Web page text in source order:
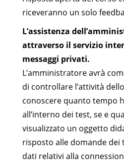
riceveranno un solo
L’assistenza
attraverso il servizio
messaggi privati.
L’amministratore avrà
di controllare l’attività
conoscere quanto tempo
all’interno dei test, se e
visualizzato un oggetto
risposto alle domande dei
dati relativi alla